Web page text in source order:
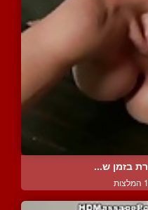
בזמן ש...
1 המלצות